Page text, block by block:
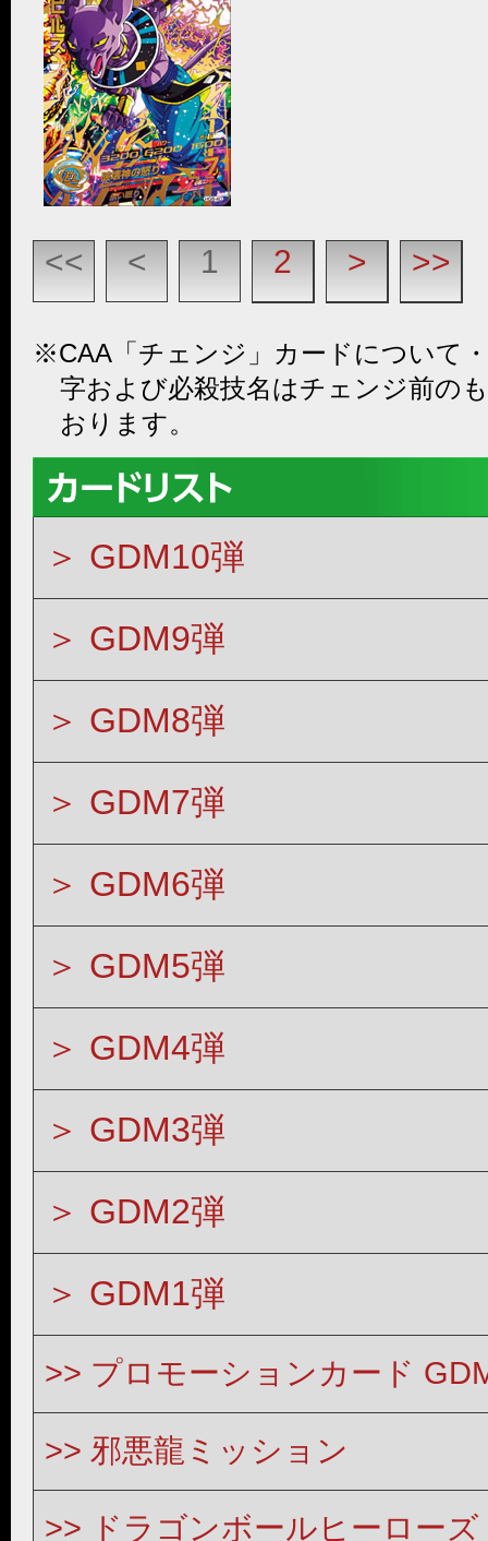
<< < 1 2 > >>
※CAA「チェンジ」カードについて
字および必殺技名はチェンジ前の
おります。
GDM10弾
GDM9弾
GDM8弾
GDM7弾
GDM6弾
GDM5弾
GDM4弾
GDM3弾
GDM2弾
GDM1弾
プロモーションカード
邪悪龍ミッション
ドラゴンボールヒーロー